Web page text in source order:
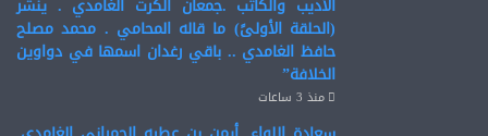
(الحلقة الأولىً) ما قاله المحامي . محمد مصلح
حافظ الغامدي .. باقي رغدان اسمها في دواوين
الخلافة”
منذ 3 ساعات